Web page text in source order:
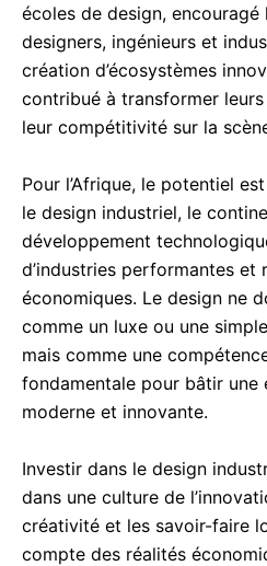
écoles de design,
designers, ingénieurs et
création d’écosystèmes
contribué à transformer
leur compétitivité sur la
Pour l’Afrique, le potentiel
le design industriel, le
développement
d’industries performantes et
économiques. Le design ne
comme un luxe ou une
mais comme une
fondamentale pour bâtir une
moderne et innovante.
Investir dans le design
dans une culture de
créativité et les savoir-faire
compte des réalités